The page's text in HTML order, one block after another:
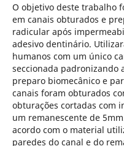
O objetivo deste trabalho
em canais obturados e
radicular após
adesivo dentinário.
humanos com um único
seccionada padronizando
preparo biomecânico e
canais foram obturados
obturações cortadas com
um remanescente de
acordo com o material
paredes do canal e do